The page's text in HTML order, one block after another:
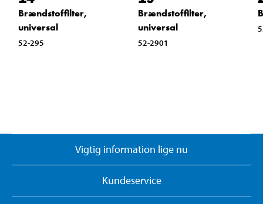
Brændstoffilter,
universal
52-295
Brændstoffilter,
universal
52-2901
Vigtig information lige nu
Kundeservice